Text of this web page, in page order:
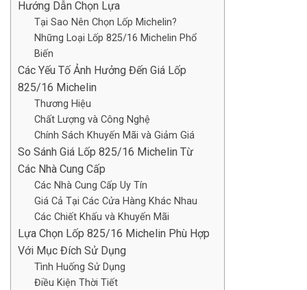
Hướng Dẫn Chọn Lựa
Tại Sao Nên Chọn Lốp Michelin?
Những Loại Lốp 825/16 Michelin Phổ
Biến
Các Yếu Tố Ảnh Hưởng Đến Giá Lốp
825/16 Michelin
Thương Hiệu
Chất Lượng và Công Nghệ
Chính Sách Khuyến Mãi và Giảm Giá
So Sánh Giá Lốp 825/16 Michelin Từ
Các Nhà Cung Cấp
Các Nhà Cung Cấp Uy Tín
Giá Cả Tại Các Cửa Hàng Khác Nhau
Các Chiết Khấu và Khuyến Mãi
Lựa Chọn Lốp 825/16 Michelin Phù Hợp
Với Mục Đích Sử Dụng
Tình Huống Sử Dụng
Điều Kiện Thời Tiết